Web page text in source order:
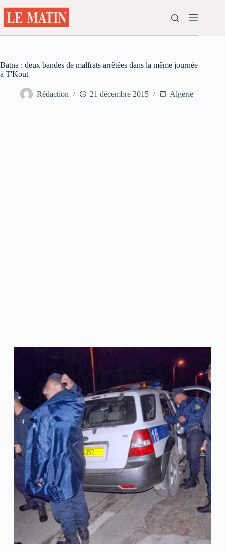
au
contenu
Batna : deux bandes de malfrats arrêtées dans la même journée
à T'Kout
Rédaction 21 décembre 2015 Algérie